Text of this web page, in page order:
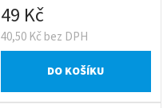
40,50 Kč bez DPH
49 Kč
DO KOŠÍKU